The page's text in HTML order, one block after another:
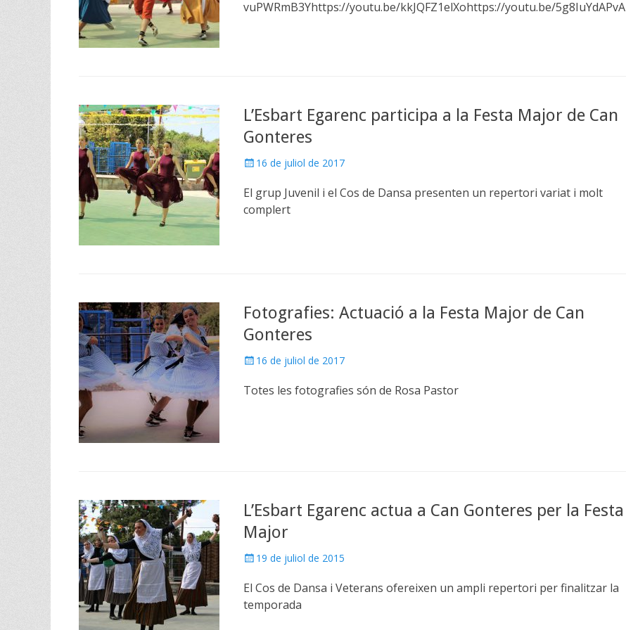
vuPWRmB3Yhttps://youtu.be/kkJQFZ1elXohttps://youtu.be/5g8IuYdAPvA
L’Esbart Egarenc participa a la Festa Major de Can
Gonteres
Posted
16 de juliol de 2017
El grup Juvenil i el Cos de Dansa presenten un repertori variat i molt
complert
Fotografies: Actuació a la Festa Major de Can
Gonteres
Posted
16 de juliol de 2017
Totes les fotografies són de Rosa Pastor
L’Esbart Egarenc actua a Can Gonteres per la Festa
Major
Posted
19 de juliol de 2015
El Cos de Dansa i Veterans ofereixen un ampli repertori per finalitzar la
temporada